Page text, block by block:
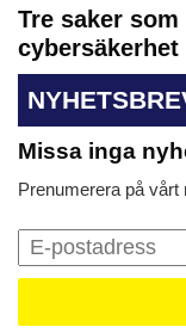
Tre saker
Missa inga
Prenumerera på vårt